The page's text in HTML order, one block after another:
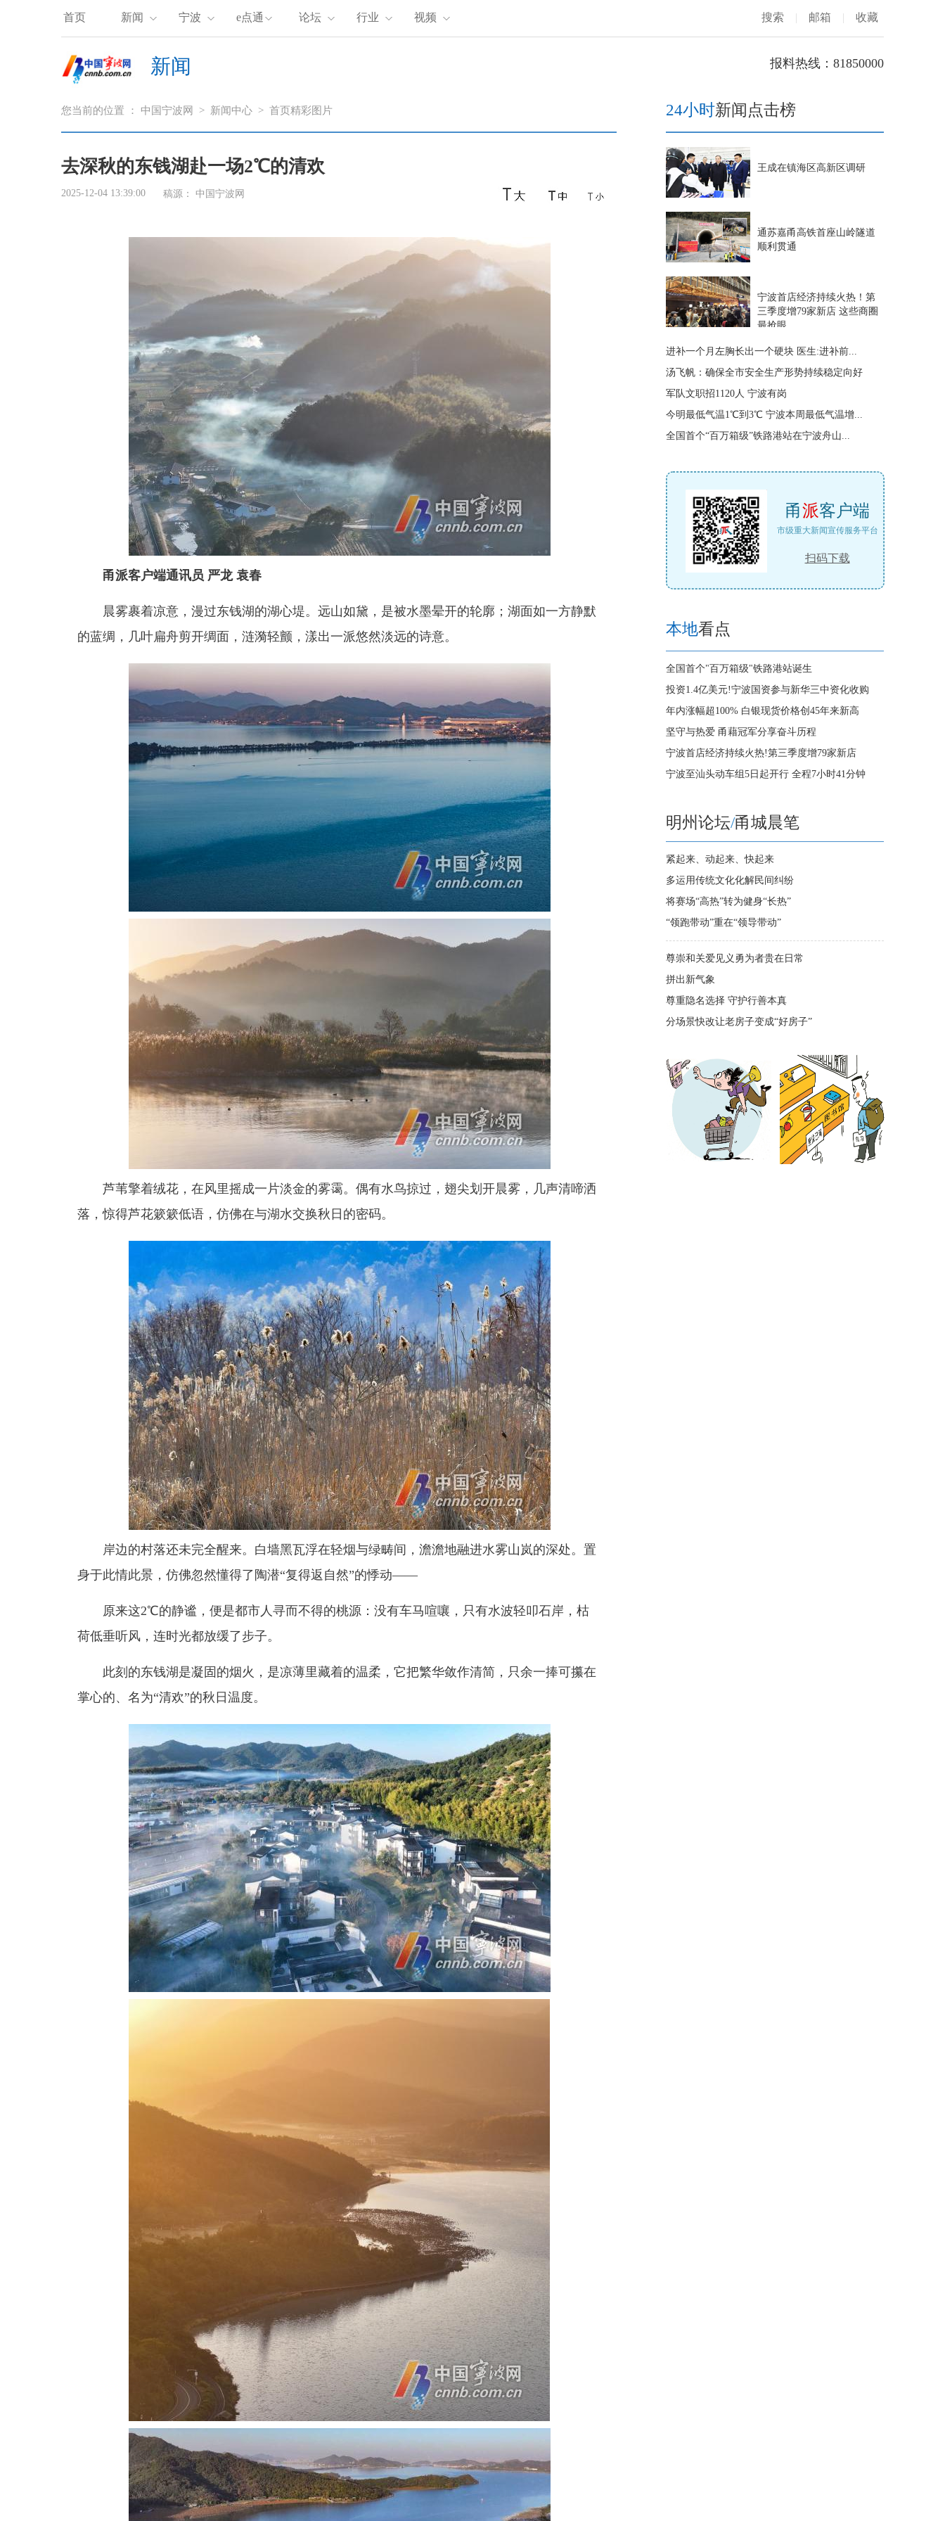
首页 新闻 宁波 e点通 论坛 行业 视频 搜索 | 邮箱 | 收藏
新闻 报料热线：81850000
您当前的位置 ： 中国宁波网 > 新闻中心 > 首页精彩图片
去深秋的东钱湖赴一场2℃的清欢
2025-12-04 13:39:00 稿源： 中国宁波网
甬派客户端通讯员 严龙 袁春
晨雾裹着凉意，漫过东钱湖的湖心堤。远山如黛，是被水墨晕开的轮廓；湖面如一方静默
的蓝绸，几叶扁舟剪开绸面，涟漪轻颤，漾出一派悠然淡远的诗意。
芦苇擎着绒花，在风里摇成一片淡金的雾霭。偶有水鸟掠过，翅尖划开晨雾，几声清啼洒
落，惊得芦花簌簌低语，仿佛在与湖水交换秋日的密码。
岸边的村落还未完全醒来。白墙黑瓦浮在轻烟与绿畴间，澹澹地融进水雾山岚的深处。置
身于此情此景，仿佛忽然懂得了陶潜“复得返自然”的悸动——
原来这2℃的静谧，便是都市人寻而不得的桃源：没有车马喧嚷，只有水波轻叩石岸，枯
荷低垂听风，连时光都放缓了步子。
此刻的东钱湖是凝固的烟火，是凉薄里藏着的温柔，它把繁华敛作清简，只余一捧可攥在
掌心的、名为“清欢”的秋日温度。
24小时新闻点击榜
王成在镇海区高新区调研
通苏嘉甬高铁首座山岭隧道
顺利贯通
宁波首店经济持续火热！第
三季度增79家新店 这些商圈
最抢眼
进补一个月左胸长出一个硬块 医生:进补前...
汤飞帆：确保全市安全生产形势持续稳定向好
军队文职招1120人 宁波有岗
今明最低气温1℃到3℃ 宁波本周最低气温增...
全国首个“百万箱级”铁路港站在宁波舟山...
甬派客户端
市级重大新闻宣传服务平台
扫码下载
本地看点
全国首个"百万箱级"铁路港站诞生
投资1.4亿美元!宁波国资参与新华三中资化收购
年内涨幅超100% 白银现货价格创45年来新高
坚守与热爱 甬藉冠军分享奋斗历程
宁波首店经济持续火热!第三季度增79家新店
宁波至汕头动车组5日起开行 全程7小时41分钟
明州论坛/甬城晨笔
紧起来、动起来、快起来
多运用传统文化化解民间纠纷
将赛场“高热”转为健身“长热”
“领跑带动”重在“领导带动”
尊崇和关爱见义勇为者贵在日常
拼出新气象
尊重隐名选择 守护行善本真
分场景快改让老房子变成“好房子”